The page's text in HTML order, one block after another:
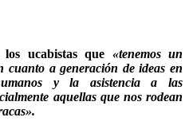
ucabistas que «tenemos un
cuanto a generación de ideas en
y la asistencia a las
aquellas que nos rodean